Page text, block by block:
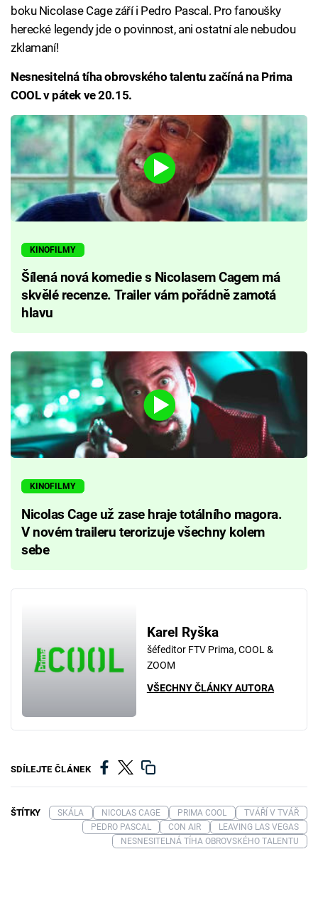
boku Nicolase Cage září i Pedro Pascal. Pro fanoušky
herecké legendy jde o povinnost, ani ostatní ale nebudou
zklamaní!
Nesnesitelná tíha obrovského talentu začíná na Prima
COOL v pátek ve 20.15.
KINOFILMY
Šílená nová komedie s Nicolasem Cagem má
skvělé recenze. Trailer vám pořádně zamotá
hlavu
KINOFILMY
Nicolas Cage už zase hraje totálního magora.
V novém traileru terorizuje všechny kolem
sebe
Karel Ryška
šéfeditor FTV Prima, COOL &
ZOOM
VŠECHNY ČLÁNKY AUTORA
SDÍLEJTE ČLÁNEK
ŠTÍTKY SKÁLA NICOLAS CAGE PRIMA COOL
TVÁŘÍ V TVÁŘ
PEDRO PASCAL
CON AIR
LEAVING LAS VEGAS
NESNESITELNÁ TÍHA OBROVSKÉHO TALENTU